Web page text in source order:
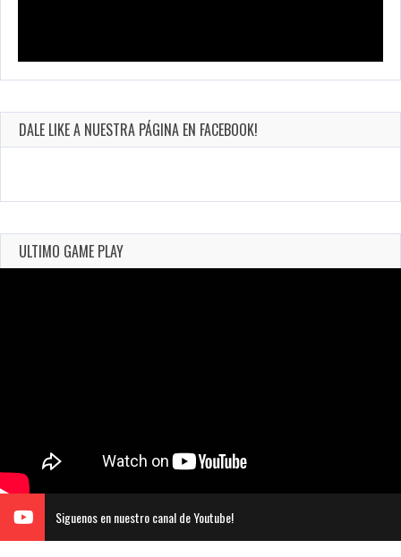
DALE LIKE A NUESTRA PÁGINA EN FACEBOOK!
ULTIMO GAME PLAY
Siguenos en nuestro canal de Youtube!